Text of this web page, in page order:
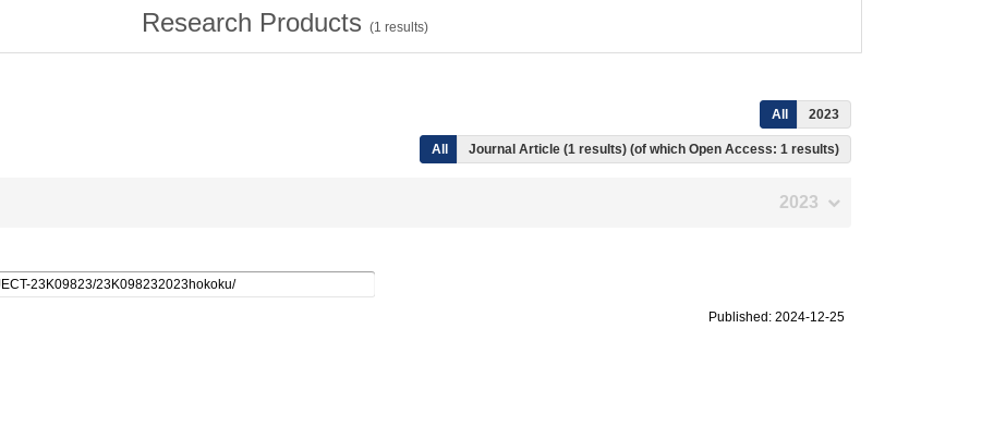
Research Products (1 results)
All 2023
All Journal Article (1 results) (of which Open Access: 1 results)
2023
Published: 2024-12-25